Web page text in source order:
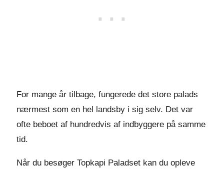
For mange år tilbage, fungerede det store palads
nærmest som en hel landsby i sig selv. Det var
ofte beboet af hundredvis af indbyggere på samme
tid.
Når du besøger Topkapi Paladset kan du opleve